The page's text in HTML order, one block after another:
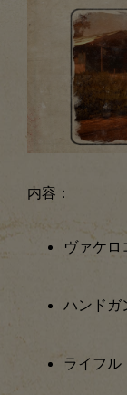
内容：
ヴァケロ
ハンドガ
ライフル